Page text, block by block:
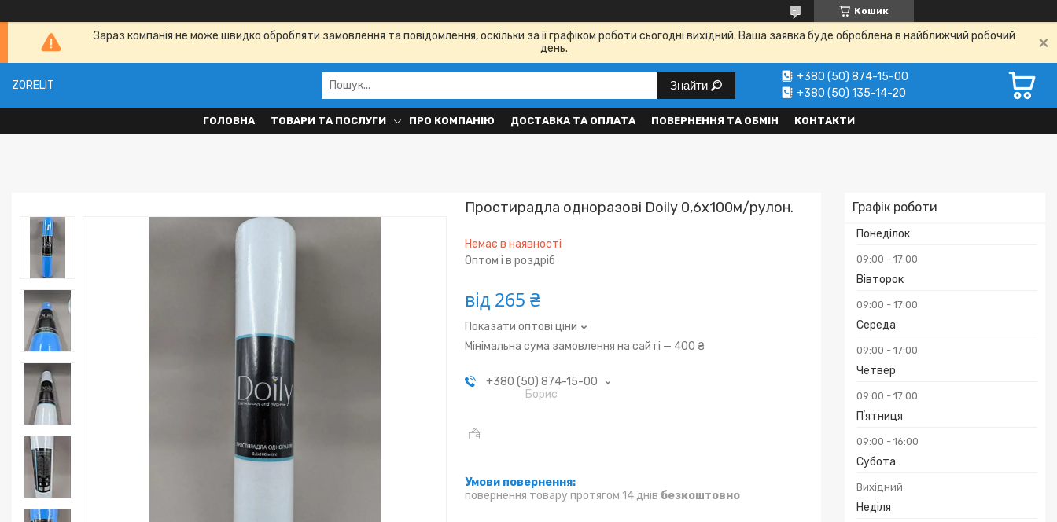
Кошик
Зараз компанія не може швидко обробляти замовлення та повідомлення, оскільки за її графіком роботи сьогодні вихідний. Ваша заявка буде оброблена в найближчий робочий
день.
ZORELIT Знайти
+380 (50) 874-15-00
+380 (50) 135-14-20
ГОЛОВНА ТОВАРИ ТА ПОСЛУГИ ПРО КОМПАНІЮ ДОСТАВКА ТА ОПЛАТА ПОВЕРНЕННЯ ТА ОБМІН КОНТАКТИ
Графік роботи
Понеділок
09:00 17:00
Вівторок
09:00 17:00
Середа
09:00 17:00
Четвер
09:00 17:00
Пʼятниця
09:00 16:00
Субота
Вихідний
Неділя
Простирадла одноразові Doily 0,6x100м/рулон.
Немає в наявності
Оптом і в роздріб
від 265 ₴
Показати оптові ціни
Мінімальна сума замовлення на сайті — 400 ₴
+380 (50) 874-15-00
Борис
повернення товару протягом 14 днів безкоштовно